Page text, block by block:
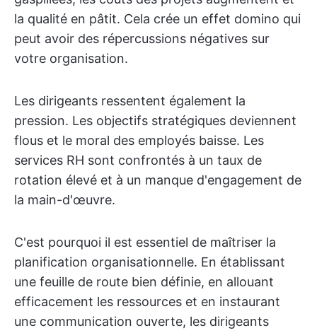
la qualité en pâtit. Cela crée un effet domino qui
peut avoir des répercussions négatives sur
votre organisation.
Les dirigeants ressentent également la
pression. Les objectifs stratégiques deviennent
flous et le moral des employés baisse. Les
services RH sont confrontés à un taux de
rotation élevé et à un manque d'engagement de
la main-d'œuvre.
C'est pourquoi il est essentiel de maîtriser la
planification organisationnelle. En établissant
une feuille de route bien définie, en allouant
efficacement les ressources et en instaurant
une communication ouverte, les dirigeants